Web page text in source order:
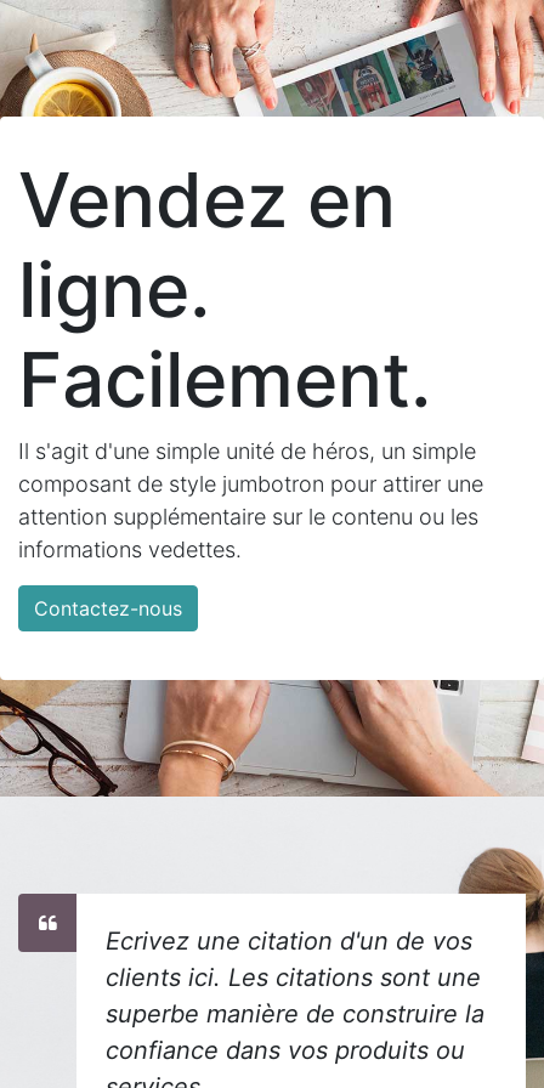
Vendez en
ligne.
Facilement.
Il s'agit d'une simple unité de héros, un simple
composant de style jumbotron pour attirer une
attention supplémentaire sur le contenu ou les
informations vedettes.
Contactez-nous
Ecrivez une citation d'un de vos
clients ici. Les citations sont une
superbe manière de construire la
confiance dans vos produits ou